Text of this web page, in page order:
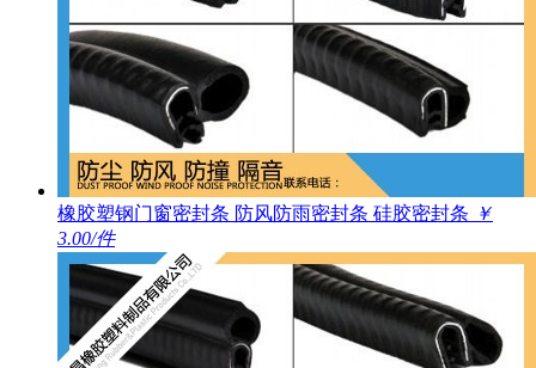
橡胶塑钢门窗密封条 防风防雨密封条 硅胶密封条 ￥
3.00/件